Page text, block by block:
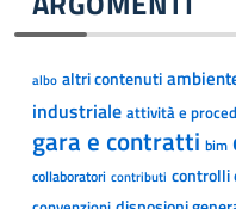
albo altri contenuti
industriale attività e
gara e contratti bim
collaboratori contributi controlli